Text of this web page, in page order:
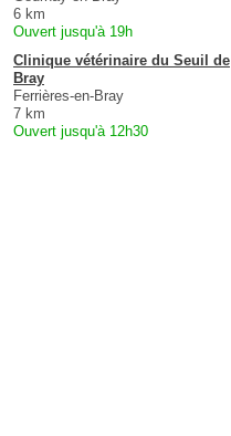
6 km
Ouvert jusqu'à 19h
Clinique vétérinaire du Seuil de
Bray
Ferrières-en-Bray
7 km
Ouvert jusqu'à 12h30